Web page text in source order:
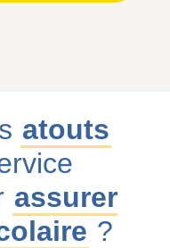
atouts
assurer
?